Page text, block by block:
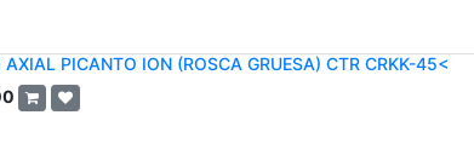
PICANTO ION (ROSCA GRUESA) CTR CRKK-45<